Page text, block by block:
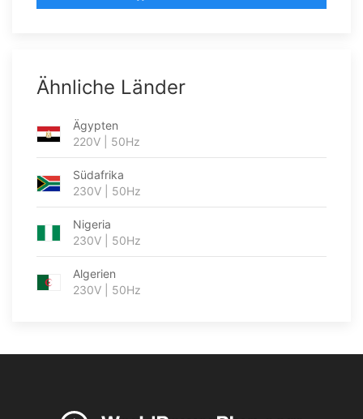
Ähnliche Länder
Ägypten
220V | 50Hz
Südafrika
230V | 50Hz
Nigeria
230V | 50Hz
Algerien
230V | 50Hz